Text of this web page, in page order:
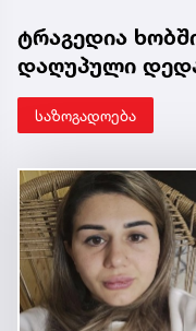
ტრაგედია
დაღუპული
საზოგადოება